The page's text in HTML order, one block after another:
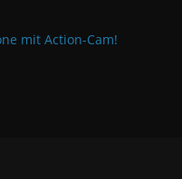
mit Action-Cam!